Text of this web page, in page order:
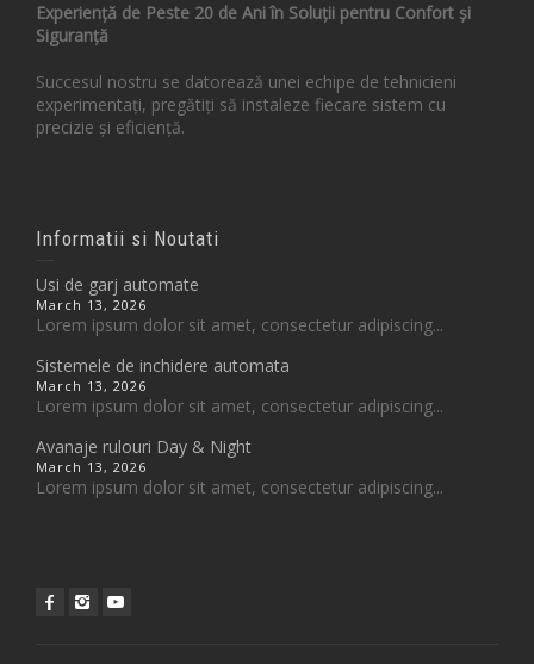
Experiență de Peste 20 de Ani în Soluții pentru Confort și
Siguranță
Succesul nostru se datorează unei echipe de tehnicieni
experimentați, pregătiți să instaleze fiecare sistem cu
precizie și eficiență.
Informatii si Noutati
Usi de garj automate
March 13, 2026
Lorem ipsum dolor sit amet, consectetur adipiscing...
Sistemele de inchidere automata
March 13, 2026
Lorem ipsum dolor sit amet, consectetur adipiscing...
Avanaje rulouri Day & Night
March 13, 2026
Lorem ipsum dolor sit amet, consectetur adipiscing...